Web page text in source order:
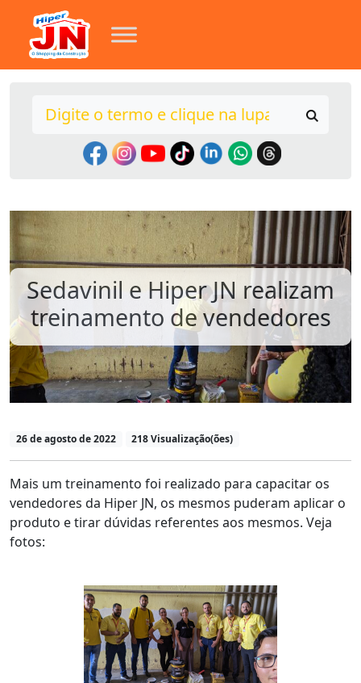
Sedavinil e Hiper JN realizam
treinamento de vendedores
26 de agosto de 2022 218 Visualização(ões)
Mais um treinamento foi realizado para capacitar os
vendedores da Hiper JN, os mesmos puderam aplicar o
produto e tirar dúvidas referentes aos mesmos. Veja
fotos: